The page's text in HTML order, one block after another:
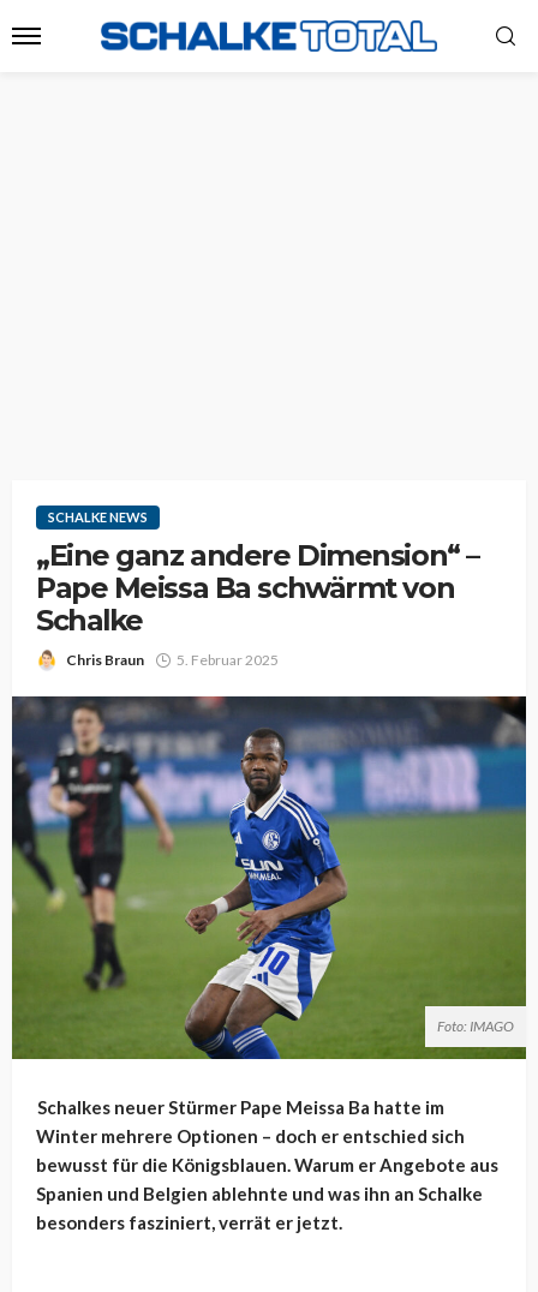
SCHALKE NEWS
„Eine ganz andere Dimension“ –
Pape Meissa Ba schwärmt von
Schalke
Chris Braun 5. Februar 2025
Foto: IMAGO
Schalkes neuer Stürmer Pape Meissa Ba hatte im
Winter mehrere Optionen – doch er entschied sich
bewusst für die Königsblauen. Warum er Angebote aus
Spanien und Belgien ablehnte und was ihn an Schalke
besonders fasziniert, verrät er jetzt.